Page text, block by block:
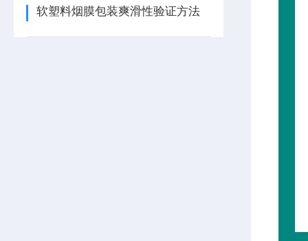
软塑料烟膜包装爽滑性验证方法